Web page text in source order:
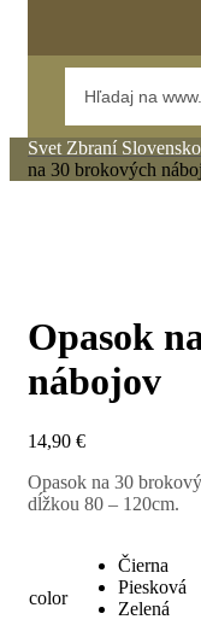
Svet Zbraní Slovensko
na 30 brokových
Opasok
nábojov
14,90 €
Opasok na 30
dĺžkou 80 – 120cm.
color
Čierna
Piesková
Zelená